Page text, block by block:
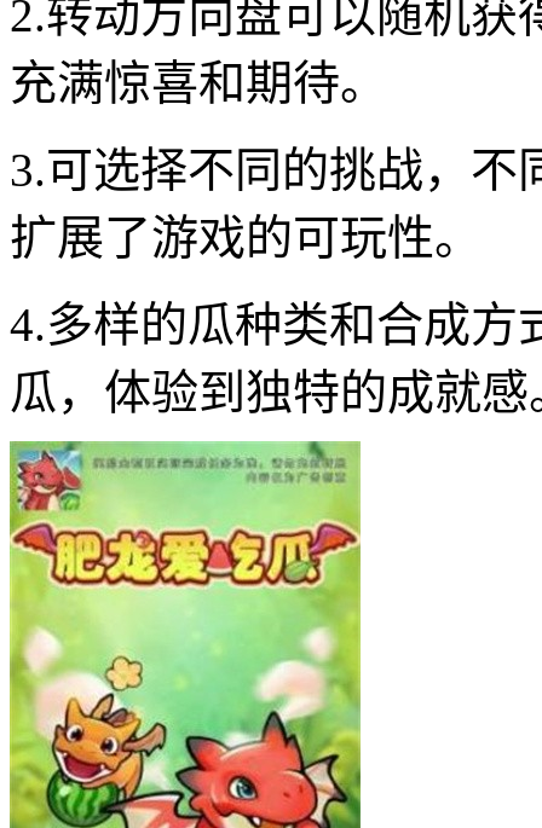
2.转动方向盘可以随机
充满惊喜和期待。
3.可选择不同的挑战，
扩展了游戏的可玩性。
4.多样的瓜种类和合成方
瓜，体验到独特的成就感